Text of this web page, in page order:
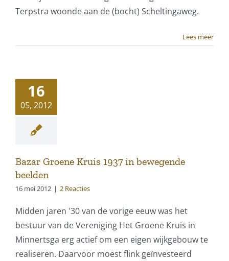
Terpstra woonde aan de (bocht) Scheltingaweg.
Lees meer
16
05, 2012
Bazar Groene Kruis 1937 in bewegende
beelden
16 mei 2012 | 2 Reacties
Midden jaren '30 van de vorige eeuw was het
bestuur van de Vereniging Het Groene Kruis in
Minnertsga erg actief om een eigen wijkgebouw te
realiseren. Daarvoor moest flink geïnvesteerd